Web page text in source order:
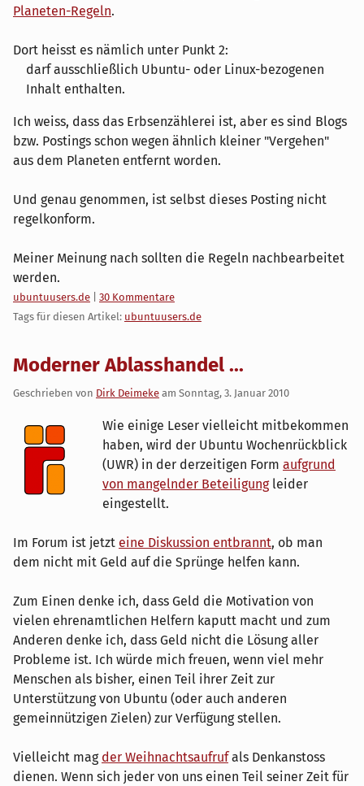
Planeten-Regeln.
Dort heisst es nämlich unter Punkt 2:
darf ausschließlich Ubuntu- oder Linux-bezogenen
Inhalt enthalten.
Ich weiss, dass das Erbsenzählerei ist, aber es sind Blogs
bzw. Postings schon wegen ähnlich kleiner "Vergehen"
aus dem Planeten entfernt worden.
Und genau genommen, ist selbst dieses Posting nicht
regelkonform.
Meiner Meinung nach sollten die Regeln nachbearbeitet
werden.
Kategorien:
ubuntuusers.de
30 Kommentare
Tags für diesen Artikel: ubuntuusers.de
Moderner Ablasshandel ...
Geschrieben von Dirk Deimeke am Sonntag, 3. Januar 2010
Wie einige Leser vielleicht mitbekommen
haben, wird der Ubuntu Wochenrückblick
(UWR) in der derzeitigen Form aufgrund
von mangelnder Beteiligungleider
eingestellt.
Im Forum ist jetzt eine Diskussion entbrannt, ob man
dem nicht mit Geld auf die Sprünge helfen kann.
Zum Einen denke ich, dass Geld die Motivation von
vielen ehrenamtlichen Helfern kaputt macht und zum
Anderen denke ich, dass Geld nicht die Lösung aller
Probleme ist. Ich würde mich freuen, wenn viel mehr
Menschen als bisher, einen Teil ihrer Zeit zur
Unterstützung von Ubuntu (oder auch anderen
gemeinnützigen Zielen) zur Verfügung stellen.
Vielleicht mag der Weihnachtsaufrufals Denkanstoss
dienen. Wenn sich jeder von uns einen Teil seiner Zeit für